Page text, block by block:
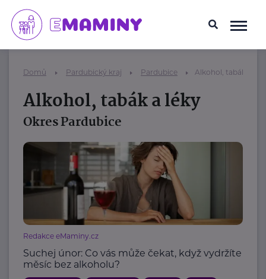
Domů Pardubický kraj Pardubice Alkohol, tabák a
Alkohol, tabák a léky
Okres Pardubice
Redakce eMaminy.cz
Suchej únor: Co vás může čekat, když vydržíte
měsíc bez alkoholu?